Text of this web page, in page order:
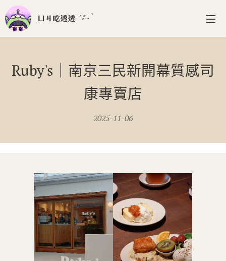
Ruby's｜南京三民新開幕質感司
康專賣店
2025-11-06